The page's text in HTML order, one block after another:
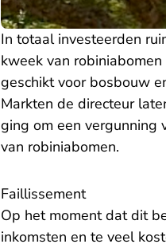
In totaal investeerden
kweek van
geschikt voor bosbouw
Markten de directeur
ging om een vergunning
van robiniabomen.
Faillissement
Op het moment dat dit
inkomsten en te veel